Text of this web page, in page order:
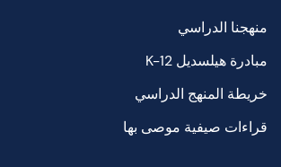
منهجنا الدراسي
مبادرة هيلسديل K-12
خريطة المنهج الدراسي
قراءات صيفية موصى بها